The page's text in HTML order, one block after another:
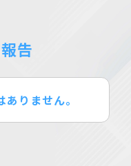
告
りません。